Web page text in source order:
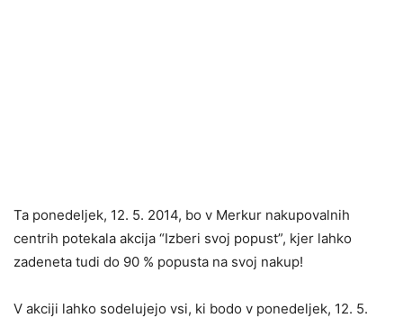
Ta ponedeljek, 12. 5. 2014, bo v Merkur nakupovalnih
centrih potekala akcija “Izberi svoj popust”, kjer lahko
zadeneta tudi do 90 % popusta na svoj nakup!
V akciji lahko sodelujejo vsi, ki bodo v ponedeljek, 12. 5.